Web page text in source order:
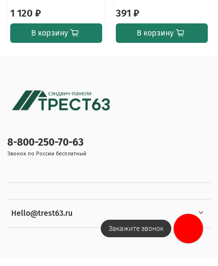
1 120 ₽
В корзину
391 ₽
В корзину
Hello@trest63.ru
8-800-250-70-63
Звонок по России бесплатный
Закажите звонок